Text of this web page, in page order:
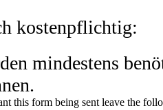
kostenpflichtig:
mindestens
this form being sent leave the